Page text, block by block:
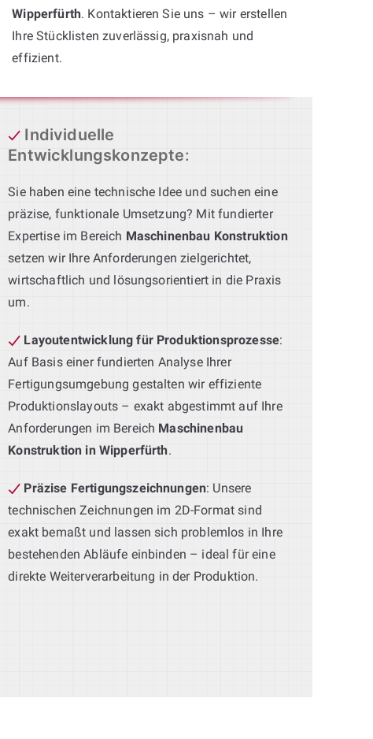
Wipperfürth. Kontaktieren Sie uns – wir erstellen
Ihre Stücklisten zuverlässig, praxisnah und
effizient.
Individuelle
Entwicklungskonzepte:
Sie haben eine technische Idee und suchen eine
präzise, funktionale Umsetzung? Mit fundierter
Expertise im Bereich Maschinenbau Konstruktion
setzen wir Ihre Anforderungen zielgerichtet,
wirtschaftlich und lösungsorientiert in die Praxis
um.
Layoutentwicklung für Produktionsprozesse:
Auf Basis einer fundierten Analyse Ihrer
Fertigungsumgebung gestalten wir effiziente
Produktionslayouts – exakt abgestimmt auf Ihre
Anforderungen im Bereich Maschinenbau
Konstruktion in Wipperfürth.
Präzise Fertigungszeichnungen: Unsere
technischen Zeichnungen im 2D-Format sind
exakt bemaßt und lassen sich problemlos in Ihre
bestehenden Abläufe einbinden – ideal für eine
direkte Weiterverarbeitung in der Produktion.